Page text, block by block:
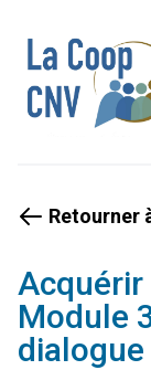
Retourner
Acquérir
Module
dialogue